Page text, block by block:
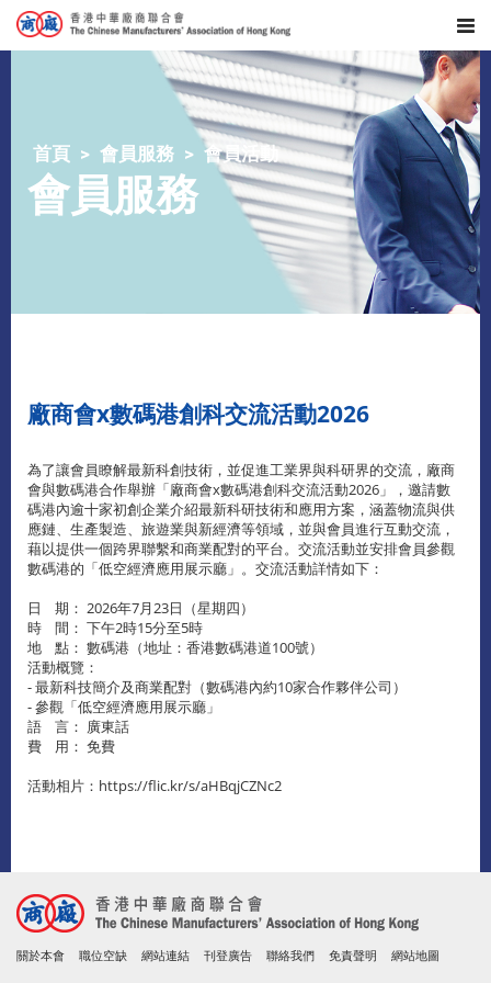
首頁 會員服務 會員活動
會員服務
廠商會x數碼港創科交流活動2026
為了讓會員瞭解最新科創技術，並促進工業界與科研界的交流，廠商
會與數碼港合作舉辦「廠商會x數碼港創科交流活動2026」，邀請數
碼港內逾十家初創企業介紹最新科研技術和應用方案，涵蓋物流與供
應鏈、生產製造、旅遊業與新經濟等領域，並與會員進行互動交流，
藉以提供一個跨界聯繫和商業配對的平台。交流活動並安排會員參觀
數碼港的「低空經濟應用展示廳」。交流活動詳情如下：
日 期： 2026年7月23日（星期四）
時 間： 下午2時15分至5時
地 點： 數碼港（地址：香港數碼港道100號）
活動概覽：
- 最新科技簡介及商業配對（數碼港內約10家合作夥伴公司）
- 參觀「低空經濟應用展示廳」
語 言： 廣東話
費 用： 免費
活動相片：https://flic.kr/s/aHBqjCZNc2
關於本會 職位空缺 網站連結 刊登廣告 聯絡我們 免責聲明 網站地圖